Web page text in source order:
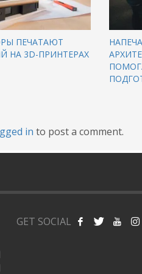
ПЕЧАТАЮТ
НА 3D-ПРИНТЕРАХ
in to post a comment.
GET SOCIAL